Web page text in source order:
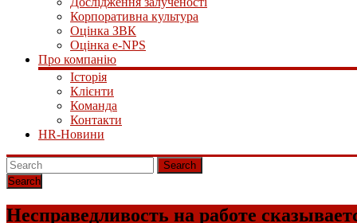
Корпоративна культура
Оцінка ЗВК
Оцінка e-NPS
Про компанію
Історія
Клієнти
Команда
Контакти
HR-Новини
Search
Несправедливость на работе